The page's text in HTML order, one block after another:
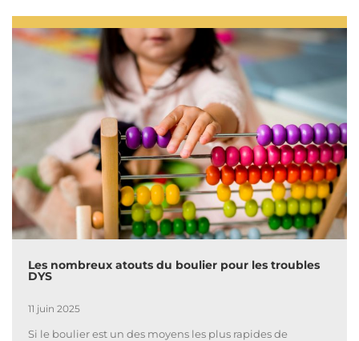
Les nombreux atouts du boulier pour les troubles
DYS
11 juin 2025
Si le boulier est un des moyens les plus rapides de